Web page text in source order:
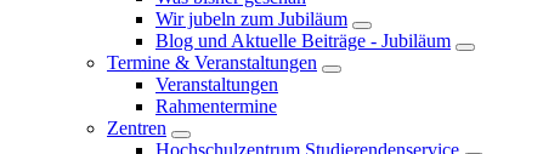
Wir jubeln zum Jubiläum
Blog und Aktuelle Beiträge - Jubiläum
Termine & Veranstaltungen
Veranstaltungen
Rahmentermine
Zentren
Hochschulzentrum Studierendenservice